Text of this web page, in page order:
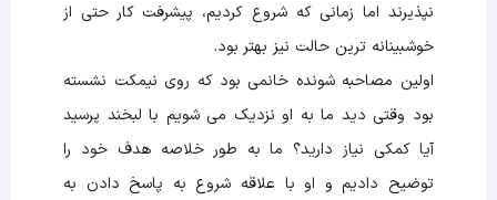
نپذیرند اما زمانی که شروع کردیم، پیشرفت کار حتی از
خوشبینانه ترین حالت نیز بهتر بود.
اولین مصاحبه شونده خانمی بود که روی نیمکت نشسته
بود وقتی دید ما به او نزدیک می شویم با لبخند پرسید
آیا کمکی نیاز دارید؟ ما به طور خلاصه هدف خود را
توضیح دادیم و او با علاقه شروع به پاسخ دادن به